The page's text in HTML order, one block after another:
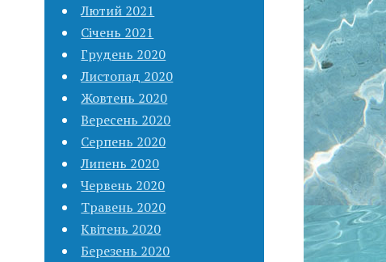
Лютий 2021
Січень 2021
Грудень 2020
Листопад 2020
Жовтень 2020
Вересень 2020
Серпень 2020
Липень 2020
Червень 2020
Травень 2020
Квітень 2020
Березень 2020